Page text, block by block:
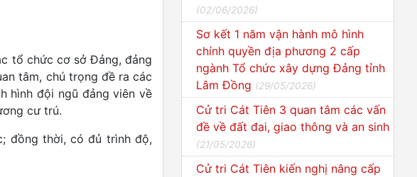
tổ chức cơ sở Đảng, đảng
tâm, chú trọng đề ra các
hình đội ngũ đảng viên về
cư trú.
đồng thời, có đủ trình độ,
(02/06/2026)
Sơ kết 1 năm vận hành mô hình
chính quyền địa phương 2 cấp
ngành Tổ chức xây dựng Đảng tỉnh
Lâm Đồng (29/05/2026)
Cử tri Cát Tiên 3 quan tâm các vấn
đề về đất đai, giao thông và an sinh
(21/05/2026)
Cử tri Cát Tiên kiến nghị nâng cấp